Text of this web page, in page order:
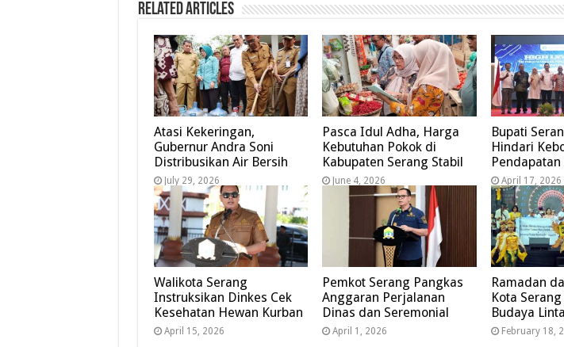
Related Articles
Atasi Kekeringan,
Gubernur Andra Soni
Distribusikan Air Bersih
July 29, 2026
Pasca Idul Adha, Harga
Kebutuhan Pokok di
Kabupaten Serang Stabil
June 4, 2026
Bupati
Hindari
April 17, 2026
Walikota Serang
Instruksikan Dinkes Cek
Kesehatan Hewan Kurban
April 15, 2026
Pemkot Serang Pangkas
Anggaran Perjalanan
Dinas dan Seremonial
April 1, 2026
Ramadan
Kota
Budaya
February 18,